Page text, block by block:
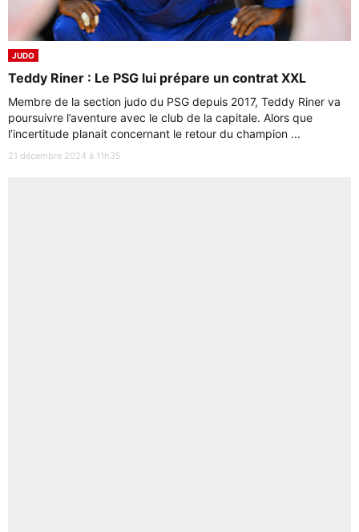
JUDO
Teddy Riner : Le PSG lui prépare un contrat XXL
Membre de la section judo du PSG depuis 2017, Teddy Riner va
poursuivre l’aventure avec le club de la capitale. Alors que
l’incertitude planait concernant le retour du champion ...
21 décembre 2024 à 11h35